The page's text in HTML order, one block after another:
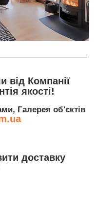
від Компанії
якості!
Галерея об'єктів
доставку